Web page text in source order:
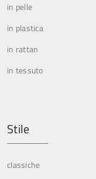
in pelle
in plastica
in rattan
in tessuto
Stile
classiche